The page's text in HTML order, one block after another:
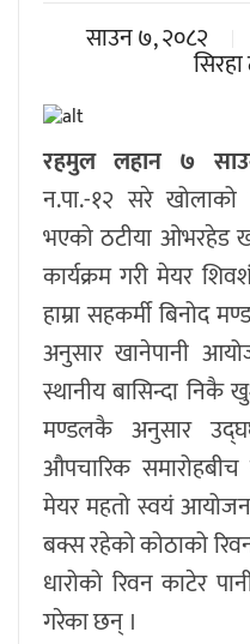
साउन ७, २०८२
रहमुल लहान ७
न.पा.-१२ सरे खोलाको
भएको ठटीया ओभरहेड
कार्यक्रम गरी मेयर
हाम्रा सहकर्मी
अनुसार खानेपानी
स्थानीय बासिन्दा निकै
मण्डलकै अनुसार
औपचारिक
मेयर महतो स्वयं
बक्स रहेको कोठाको
धारोको रिवन काटेर
गरेका छन् ।